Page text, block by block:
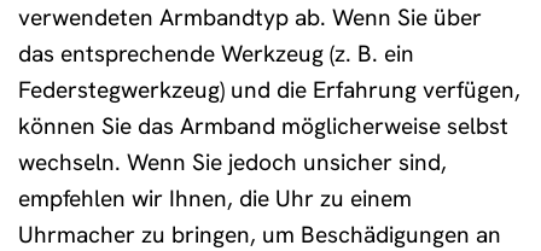
verwendeten Armbandtyp ab. Wenn Sie über
das entsprechende Werkzeug (z. B. ein
Federstegwerkzeug) und die Erfahrung verfügen,
können Sie das Armband möglicherweise selbst
wechseln. Wenn Sie jedoch unsicher sind,
empfehlen wir Ihnen, die Uhr zu einem
Uhrmacher zu bringen, um Beschädigungen an